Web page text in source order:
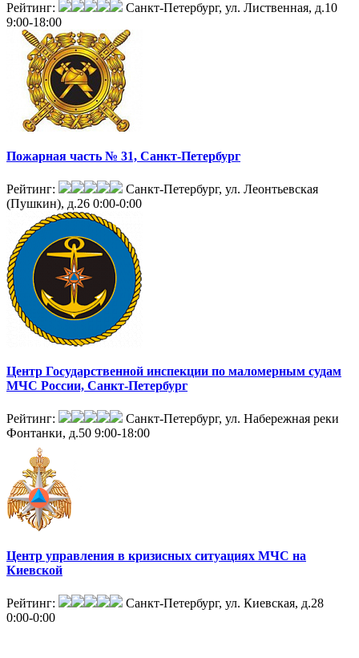
Рейтинг:
Санкт-Петербург, ул. Лиственная, д.10
9:00-18:00
Пожарная часть № 31, Санкт-Петербург
Рейтинг:
Санкт-Петербург, ул. Леонтьевская
(Пушкин), д.26 0:00-0:00
Центр Государственной инспекции по маломерным судам
МЧС России, Санкт-Петербург
Рейтинг:
Санкт-Петербург, ул. Набережная реки
Фонтанки, д.50 9:00-18:00
Центр управления в кризисных ситуациях МЧС на
Киевской
Рейтинг:
Санкт-Петербург, ул. Киевская, д.28
0:00-0:00